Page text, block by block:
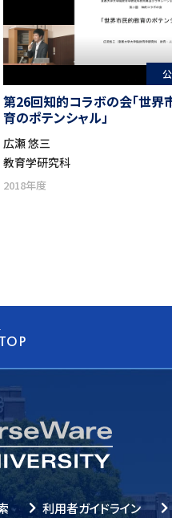
第26回知的コラボの会「世界
育のポテンシャル」
広瀬 悠三
教育学研究科
2018年度
利用者ガイドライン